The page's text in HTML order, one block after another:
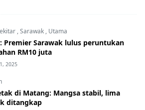
,Sarawak , Utama
Premier Sarawak lulus peruntukan
RM10 juta
2025
di Matang: Mangsa stabil, lima
ditangkap